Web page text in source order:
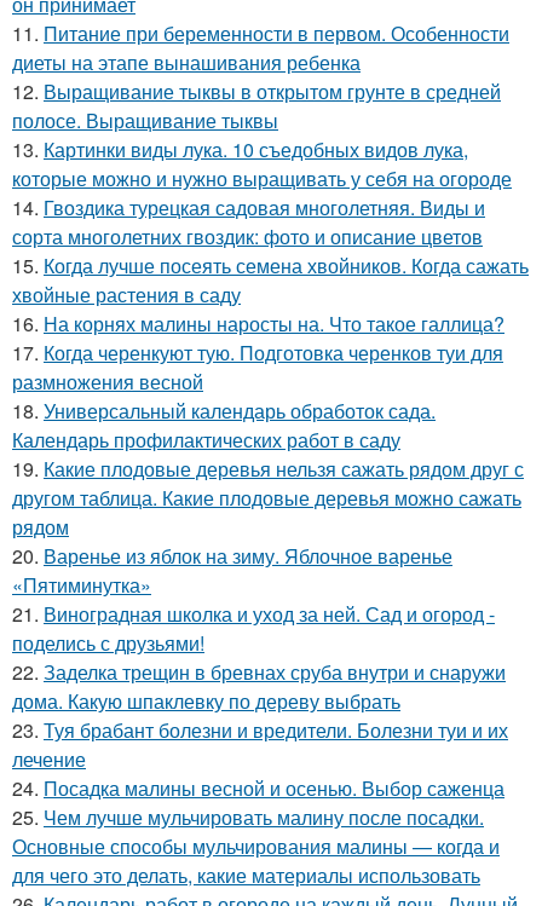
11. Питание при беременности в первом. Особенности
диеты на этапе вынашивания ребенка
12. Выращивание тыквы в открытом грунте в средней
полосе. Выращивание тыквы
13. Картинки виды лука. 10 съедобных видов лука,
которые можно и нужно выращивать у себя на огороде
14. Гвоздика турецкая садовая многолетняя. Виды и
сорта многолетних гвоздик: фото и описание цветов
15. Когда лучше посеять семена хвойников. Когда сажать
хвойные растения в саду
16. На корнях малины наросты на. Что такое галлица?
17. Когда черенкуют тую. Подготовка черенков туи для
размножения весной
18. Универсальный календарь обработок сада.
Календарь профилактических работ в саду
19. Какие плодовые деревья нельзя сажать рядом друг с
другом таблица. Какие плодовые деревья можно сажать
рядом
20. Варенье из яблок на зиму. Яблочное варенье
«Пятиминутка»
21. Виноградная школка и уход за ней. Сад и огород -
поделись с друзьями!
22. Заделка трещин в бревнах сруба внутри и снаружи
дома. Какую шпаклевку по дереву выбрать
23. Туя брабант болезни и вредители. Болезни туи и их
лечение
24. Посадка малины весной и осенью. Выбор саженца
25. Чем лучше мульчировать малину после посадки.
Основные способы мульчирования малины — когда и
для чего это делать, какие материалы использовать